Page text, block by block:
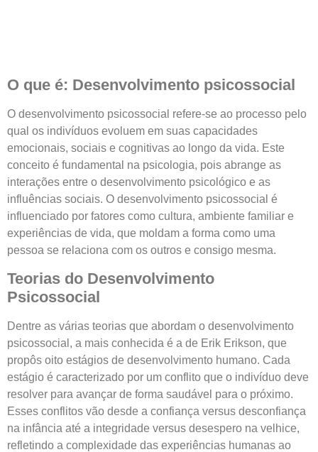
O que é: Desenvolvimento psicossocial
O desenvolvimento psicossocial refere-se ao processo pelo
qual os indivíduos evoluem em suas capacidades
emocionais, sociais e cognitivas ao longo da vida. Este
conceito é fundamental na psicologia, pois abrange as
interações entre o desenvolvimento psicológico e as
influências sociais. O desenvolvimento psicossocial é
influenciado por fatores como cultura, ambiente familiar e
experiências de vida, que moldam a forma como uma
pessoa se relaciona com os outros e consigo mesma.
Teorias do Desenvolvimento
Psicossocial
Dentre as várias teorias que abordam o desenvolvimento
psicossocial, a mais conhecida é a de Erik Erikson, que
propôs oito estágios de desenvolvimento humano. Cada
estágio é caracterizado por um conflito que o indivíduo deve
resolver para avançar de forma saudável para o próximo.
Esses conflitos vão desde a confiança versus desconfiança
na infância até a integridade versus desespero na velhice,
refletindo a complexidade das experiências humanas ao